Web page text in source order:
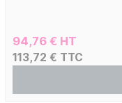
94,76 € HT
113,72 € TTC